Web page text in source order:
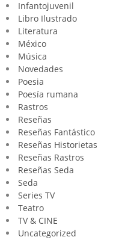
Infantojuvenil
Libro Ilustrado
Literatura
México
Música
Novedades
Poesia
Poesía rumana
Rastros
Reseñas
Reseñas Fantástico
Reseñas Historietas
Reseñas Rastros
Reseñas Seda
Seda
Series TV
Teatro
TV & CINE
Uncategorized